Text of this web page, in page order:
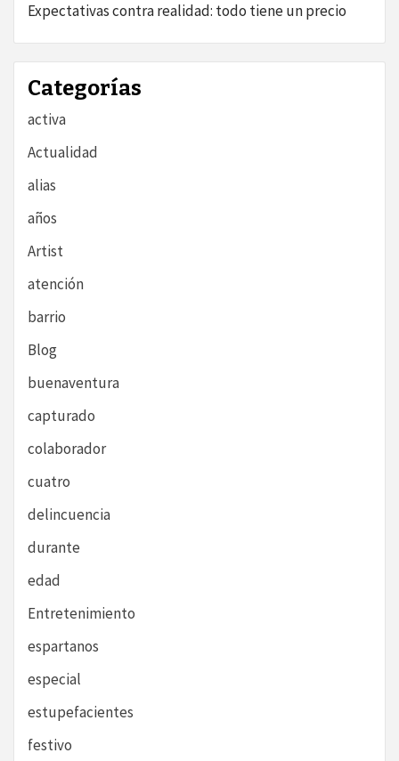
Expectativas contra realidad: todo tiene un precio
Categorías
activa
Actualidad
alias
años
Artist
atención
barrio
Blog
buenaventura
capturado
colaborador
cuatro
delincuencia
durante
edad
Entretenimiento
espartanos
especial
estupefacientes
festivo